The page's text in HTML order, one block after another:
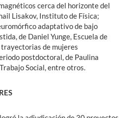
cerca del horizonte del
Lisakov, Instituto de Física;
adaptativo de bajo
de Daniel Yunge, Escuela de
de mujeres
postdoctoral, de Paulina
Social, entre otros.